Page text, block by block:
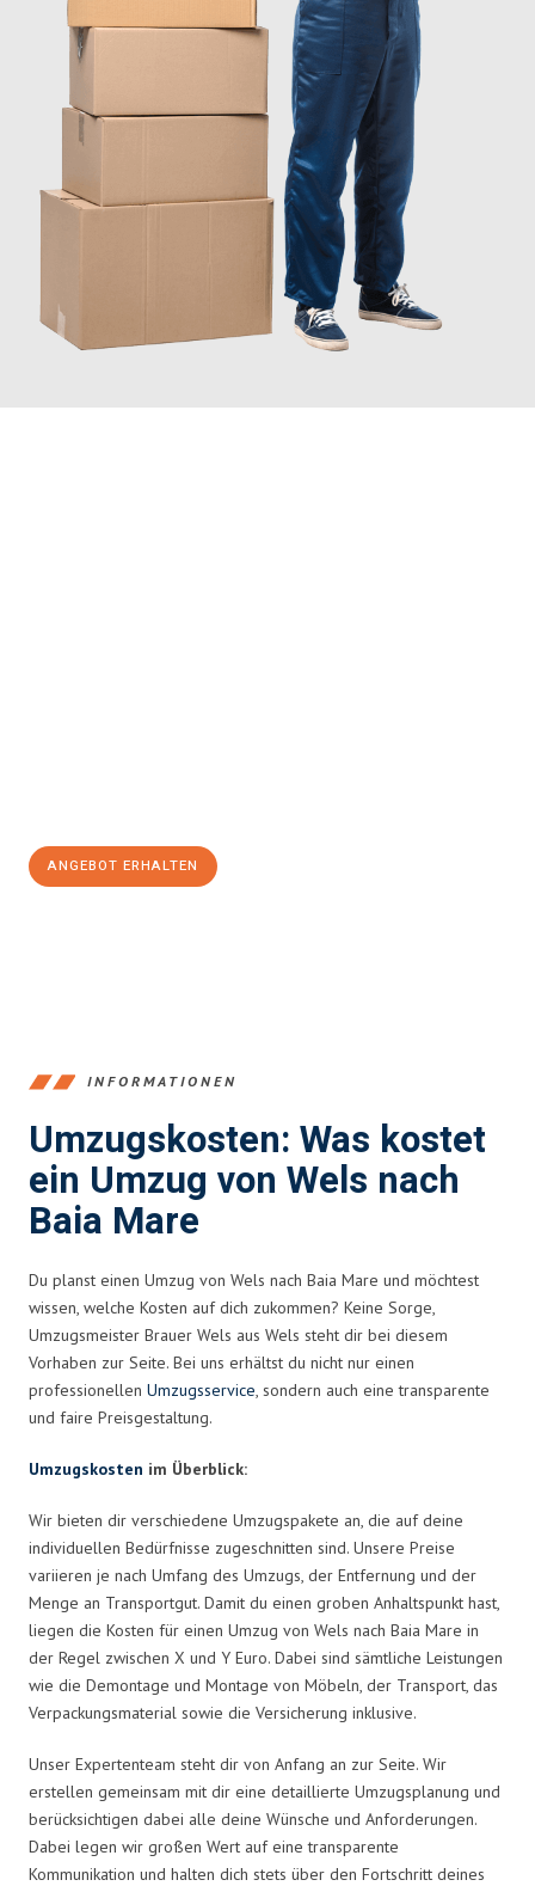
ANGEBOT ERHALTEN
INFORMATIONEN
Umzugskosten: Was kostet
ein Umzug von Wels nach
Baia Mare
Du planst einen Umzug von Wels nach Baia Mare und möchtest
wissen, welche Kosten auf dich zukommen? Keine Sorge,
Umzugsmeister Brauer Wels aus Wels steht dir bei diesem
Vorhaben zur Seite. Bei uns erhältst du nicht nur einen
professionellen Umzugsservice, sondern auch eine transparente
und faire Preisgestaltung.
Umzugskosten im Überblick:
Wir bieten dir verschiedene Umzugspakete an, die auf deine
individuellen Bedürfnisse zugeschnitten sind. Unsere Preise
variieren je nach Umfang des Umzugs, der Entfernung und der
Menge an Transportgut. Damit du einen groben Anhaltspunkt hast,
liegen die Kosten für einen Umzug von Wels nach Baia Mare in
der Regel zwischen X und Y Euro. Dabei sind sämtliche Leistungen
wie die Demontage und Montage von Möbeln, der Transport, das
Verpackungsmaterial sowie die Versicherung inklusive.
Unser Expertenteam steht dir von Anfang an zur Seite. Wir
erstellen gemeinsam mit dir eine detaillierte Umzugsplanung und
berücksichtigen dabei alle deine Wünsche und Anforderungen.
Dabei legen wir großen Wert auf eine transparente
Kommunikation und halten dich stets über den Fortschritt deines